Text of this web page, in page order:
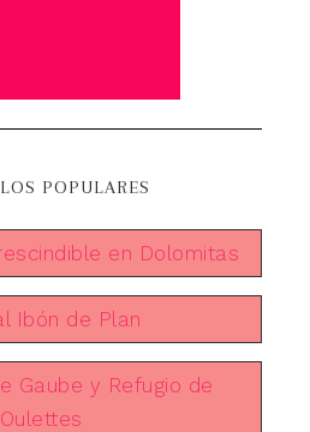
POPULARES
en Dolomitas
Ibón de Plan
Gaube y Refugio de
Oulettes